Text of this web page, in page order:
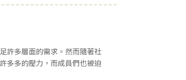
許多層面的需求。然而隨著社
多多的壓力，而成員們也被迫